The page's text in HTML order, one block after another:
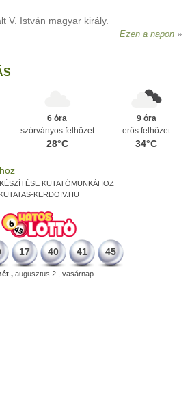
V. István magyar király.
Ezen a napon
6 óra
szórványos felhőzet
28°C
9 óra
erős felhőzet
34°C
KUTATÓMUNKÁHOZ
KUTATAS-KERDOIV.HU
17 40 41 45
,augusztus 2., vasárnap